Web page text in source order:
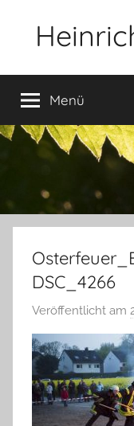
Glauben,
Umwelt,
Fotografie,
Menü
DSC_4266
Veröffentlicht am